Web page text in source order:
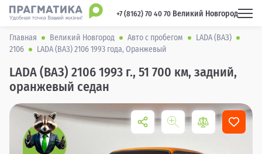
+7 (8162) 70 40 70 Великий Новгород
Главная Великий Новгород Авто с пробегом
LADA (ВАЗ)
2106
LADA (ВАЗ) 2106 1993 года, Оранжевый
LADA (ВАЗ) 2106 1993 г., 51 700 км, задний,
оранжевый седан